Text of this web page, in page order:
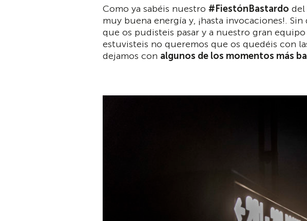
Como ya sabéis nuestro #FiestónBastardo del
muy buena energía y, ¡hasta invocaciones!.
que os pudisteis pasar y a nuestro gran
estuvisteis no queremos que os quedéis con
dejamos con algunos de los momentos más